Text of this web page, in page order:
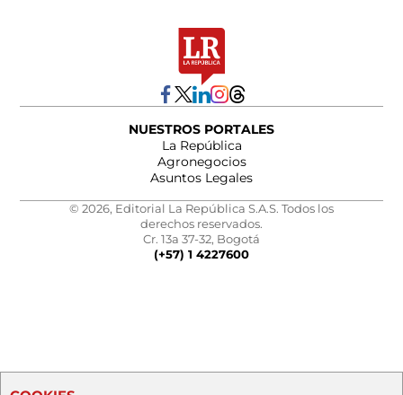
NUESTROS PORTALES
La República
Agronegocios
Asuntos Legales
© 2026, Editorial La República S.A.S. Todos los
derechos reservados.
Cr. 13a 37-32, Bogotá
(+57) 1 4227600